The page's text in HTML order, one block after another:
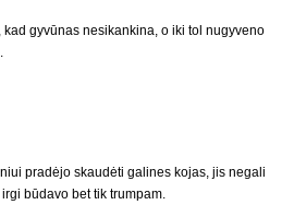
gyvūnas nesikankina, o iki tol nugyveno
pradėjo skaudėti galines kojas, jis negali
būdavo bet tik trumpam.